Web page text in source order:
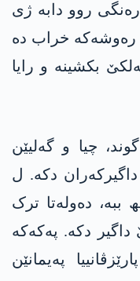
روو دابە ژی
رەوشەکە خراب دە
بکشینە و رایا
باژار، گوند، چیا و گەلیێن
دکە. ل
دەولەتا ترک
داگیر دکە. پەکەکە
پەیمانێن